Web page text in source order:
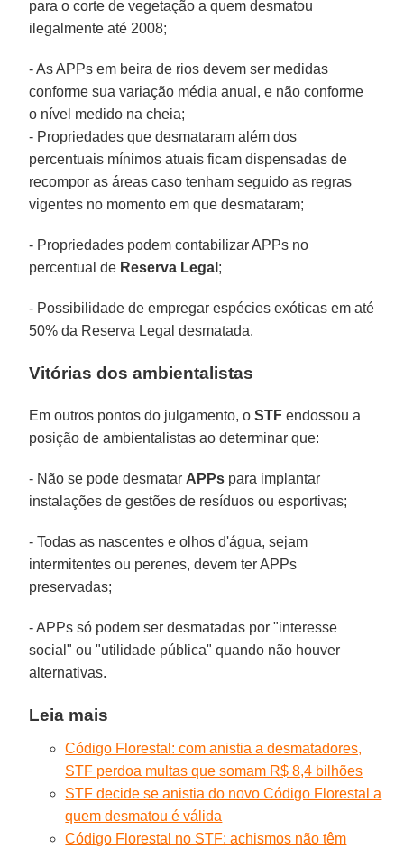
para o corte de vegetação a quem desmatou
ilegalmente até 2008;
- As APPs em beira de rios devem ser medidas
conforme sua variação média anual, e não conforme
o nível medido na cheia;
- Propriedades que desmataram além dos
percentuais mínimos atuais ficam dispensadas de
recompor as áreas caso tenham seguido as regras
vigentes no momento em que desmataram;
- Propriedades podem contabilizar APPs no
percentual de Reserva Legal ;
- Possibilidade de empregar espécies exóticas em até
50% da Reserva Legal desmatada.
Vitórias dos ambientalistas
Em outros pontos do julgamento, oSTF endossou a
posição de ambientalistas ao determinar que:
- Não se pode desmatar APPs para implantar
instalações de gestões de resíduos ou esportivas;
- Todas as nascentes e olhos d'água, sejam
intermitentes ou perenes, devem ter APPs
preservadas;
- APPs só podem ser desmatadas por "interesse
social" ou "utilidade pública" quando não houver
alternativas.
Leia mais
Código Florestal: com anistia a desmatadores,
STF perdoa multas que somam R$ 8,4 bilhões
STF decide se anistia do novo Código Florestal a
quem desmatou é válida
Código Florestal no STF: achismos não têm